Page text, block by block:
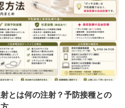
とは何の注射？予防接種との